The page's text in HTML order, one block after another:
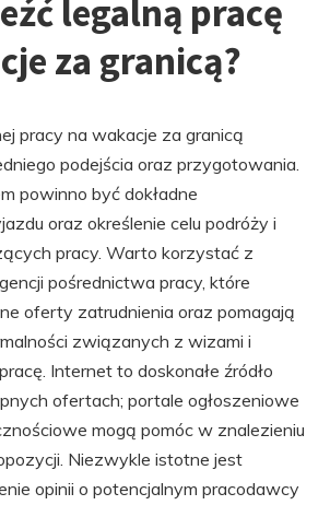
legalną pracę
za granicą?
pracy na wakacje za granicą
podejścia oraz przygotowania.
powinno być dokładne
oraz określenie celu podróży i
pracy. Warto korzystać z
pośrednictwa pracy, które
oferty zatrudnienia oraz pomagają
związanych z wizami i
Internet to doskonałe źródło
ofertach; portale ogłoszeniowe
mogą pomóc w znalezieniu
Niezwykle istotne jest
opinii o potencjalnym pracodawcy